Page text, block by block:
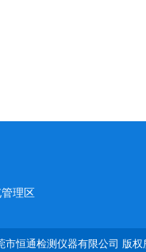
理区
市恒通检测仪器有限公司 版